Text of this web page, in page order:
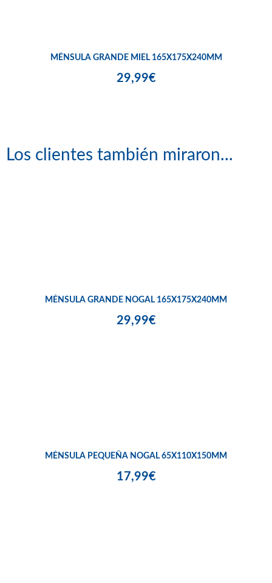
MÉNSULA GRANDE MIEL 165X175X240MM
29,99€
Los clientes también miraron...
MÉNSULA GRANDE NOGAL 165X175X240MM
29,99€
MÉNSULA PEQUEÑA NOGAL 65X110X150MM
17,99€